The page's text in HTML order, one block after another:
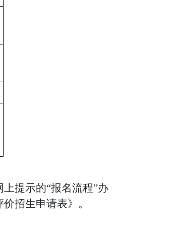
上提示的“报名流程”办
招生申请表》 。